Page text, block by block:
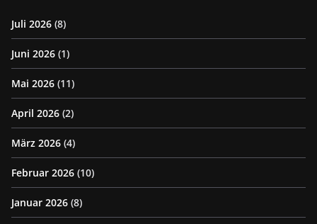
Juli 2026 (8)
Juni 2026 (1)
Mai 2026 (11)
April 2026 (2)
März 2026 (4)
Februar 2026 (10)
Januar 2026 (8)